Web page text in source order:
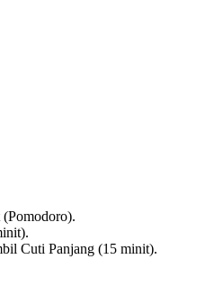
Cuti Panjang (15 minit).